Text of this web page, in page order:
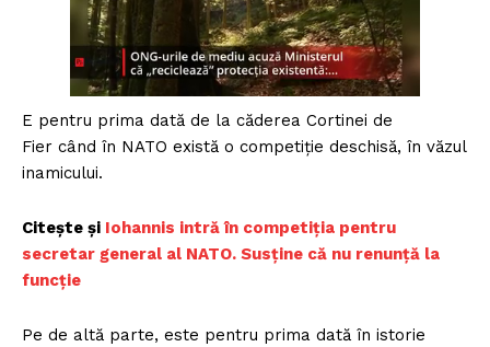
E pentru prima dată de la căderea Cortinei de
Fier când în NATO există o competiție deschisă, în văzul
inamicului.
Citește și Iohannis intră în competiția pentru
secretar general al NATO. Susține că nu renunță la
funcție
Pe de altă parte, este pentru prima dată în istorie